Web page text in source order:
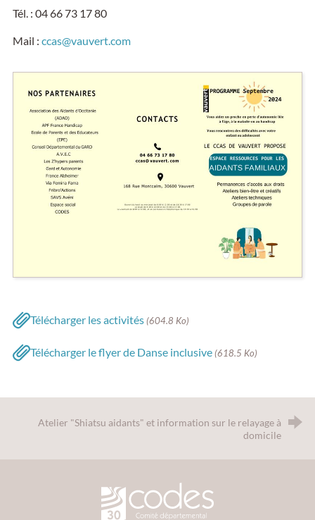
Tél. : 04 66 73 17 80
Mail : ccas@vauvert.com
Télécharger les activités(604.8 Ko)
Télécharger le flyer de Danse inclusive(618.5 Ko)
Atelier "Shiatsu aidants" et information sur le relayage à
domicile
CODES 30 - Comité